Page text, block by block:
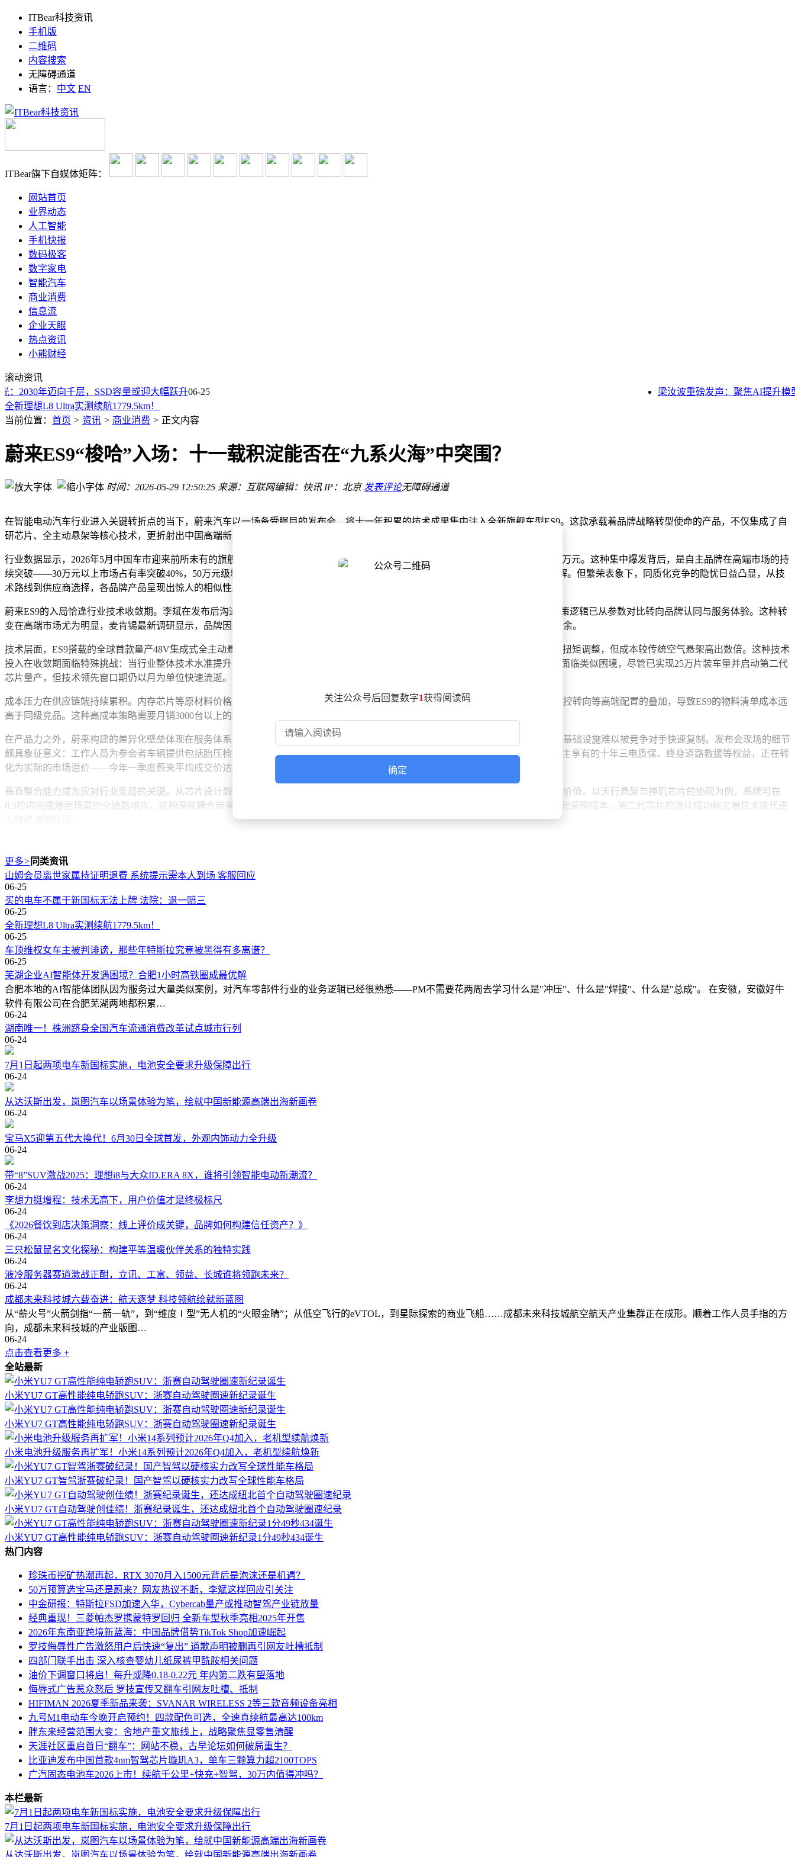
ITBear科技资讯
手机版
二维码
内容搜索
无障碍通道
语言： 中文 EN
ITBear旗下自媒体矩阵：
网站首页
业界动态
人工智能
手机快报
数码极客
数字家电
智能汽车
商业消费
信息流
企业天眼
热点资讯
小熊财经
滚动资讯
2030年迈向千层，SSD容量或迎大幅跃升06-25 梁汝波重磅发声：聚焦AI提升模型
带“8”SUV激战2025：理想i8与大众ID.ERA 8X，谁将引领智能电动新潮流？
买的电车不属于新国标无法上牌 法院：退一赔三
全新理想L8 Ultra实测续航1779.5km！
车顶维权女车主被判诽谤，那些年特斯拉究竟被黑得有多离谱？
芜湖企业AI智能体开发遇困境？合肥1小时高铁圈成最优解
7月1日起两项电车新国标实施，电池安全要求升级保障出行
从达沃斯出发，岚图汽车以场景体验为笔，绘就中国新能源高端出海新画卷
宝马X5迎第五代大换代！6月30日全球首发，外观内饰动力全升级
带“8”SUV激战2025：理想i8与大众ID.ERA 8X，谁将引领智能电动新潮流？
当前位置： 首页 > 资讯 > 商业消费 > 正文内容
蔚来ES9“梭哈”入场：十一载积淀能否在“九系火海”中突围？
时间：2026-05-29 12:50:25 来源：互联网编辑：快讯 IP：北京 发表评论无障碍通道
在智能电动汽车行业进入关键转折点的当下，蔚来汽车以一场备受瞩目的发布会，将十一年积累的技术成果集中注入全新旗舰车型ES9。这款承载着品牌战略转型使命的产品，不仅集成了自
研芯片、全主动悬架等核心技术，更折射出中国高端新能源汽车市场正在经历的深层变革。
行业数据显示，2026年5月中国车市迎来前所未有的旗舰车型密集上市潮，九款定位相近的"9系"产品同台竞技，价格区间横跨25万至90万元。这种集中爆发背后，是自主品牌在高端市场的持
续突破——30万元以上市场占有率突破40%，50万元级新能源SUV领域中国品牌占比达69.5%，传统豪华品牌构筑的防线正在系统性瓦解。但繁荣表象下，同质化竞争的隐忧日益凸显，从技
术路线到供应商选择，各品牌产品呈现出惊人的相似性。
蔚来ES9的入局恰逢行业技术收敛期。李斌在发布后沟通会上坦言，当三电系统、智能座舱、自动驾驶等技术路线趋于统一，消费者决策逻辑已从参数对比转向品牌认同与服务体验。这种转
变在高端市场尤为明显，麦肯锡最新调研显示，品牌因素在购车决策中的权重升至第二位，技术创新带来的积极影响是价格战的四倍有余。
技术层面，ES9搭载的全球首款量产48V集成式全主动悬架成为焦点。该系统通过独立电机控制四轮，实现6毫秒级响应速度和每秒千次扭矩调整，但成本较传统空气悬架高出数倍。这种技术
投入在收敛期面临特殊挑战：当行业整体技术水准提升，单项创新带来的差异化优势持续时间大幅缩短。蔚来自研的5nm神玑芯片同样面临类似困境，尽管已实现25万片装车量并启动第二代
芯片量产，但技术领先窗口期仍以月为单位快速流逝。
成本压力在供应链端持续累积。内存芯片等原材料价格上涨使每辆车成本增加超万元，蔚来选择自行消化这部分压力。全主动悬架、线控转向等高端配置的叠加，导致ES9的物料清单成本远
高于同级竞品。这种高成本策略需要月销3000台以上的规模支撑，否则将影响整个产品线的定价逻辑和迭代节奏。
在产品力之外，蔚来构建的差异化壁垒体现在服务体系与补能网络。遍布全国的3800座换电站构成独特竞争优势，这种需要长期投入的基础设施难以被竞争对手快速复制。发布会现场的细节
颇具象征意义：工作人员为参会者车辆提供包括胎压检测、轮毂清洁在内的"微保养"服务，折射出品牌对用户体验的极致追求。首任车主享有的十年三电质保、终身道路救援等权益，正在转
化为实际的市场溢价——今年一季度蔚来平均成交价达39万元，较宝马高出5万元。
垂直整合能力成为应对行业变局的关键。从芯片设计到操作系统开发，从换电站建设到用户社区运营，蔚来构建的闭环体系展现出特殊价值。以天行悬架与神玑芯片的协同为例，系统可在
0.3秒内完成爆胎场景的全链路响应，这种深度耦合带来的体验提升，非自研体系难以实现。据披露，芯片自研每年为蔚来节省约3亿美元采购成本，第二代芯片的流片成功标志着技术迭代进
关注公众号后回复数字1获得阅读码
确定
更多> 同类资讯
山姆会员离世家属持证明退费 系统提示需本人到场 客服回应
06-25
买的电车不属于新国标无法上牌 法院：退一赔三
06-25
全新理想L8 Ultra实测续航1779.5km！
06-25
车顶维权女车主被判诽谤，那些年特斯拉究竟被黑得有多离谱？
06-25
芜湖企业AI智能体开发遇困境？合肥1小时高铁圈成最优解
合肥本地的AI智能体团队因为服务过大量类似案例，对汽车零部件行业的业务逻辑已经很熟悉——PM不需要花两周去学习什么是"冲压"、什么是"焊接"、什么是"总成"。 在安徽，安徽好牛
软件有限公司在合肥芜湖两地都积累…
06-24
湖南唯一！株洲跻身全国汽车流通消费改革试点城市行列
06-24
7月1日起两项电车新国标实施，电池安全要求升级保障出行
06-24
从达沃斯出发，岚图汽车以场景体验为笔，绘就中国新能源高端出海新画卷
06-24
宝马X5迎第五代大换代！6月30日全球首发，外观内饰动力全升级
06-24
带“8”SUV激战2025：理想i8与大众ID.ERA 8X，谁将引领智能电动新潮流？
06-24
李想力挺增程：技术无高下，用户价值才是终极标尺
06-24
《2026餐饮到店决策洞察：线上评价成关键，品牌如何构建信任资产？》
06-24
三只松鼠鼠名文化探秘：构建平等温暖伙伴关系的独特实践
06-24
液冷服务器赛道激战正酣，立讯、工富、领益、长城谁将领跑未来？
06-24
成都未来科技城六载奋进：航天逐梦 科技领航绘就新蓝图
从“薪火号”火箭剑指“一箭一轨”，到“维度Ⅰ型”无人机的“火眼金睛”；从低空飞行的eVTOL，到星际探索的商业飞船……成都未来科技城航空航天产业集群正在成形。顺着工作人员手指的方
向，成都未来科技城的产业版图…
06-24
点击查看更多 +
全站最新
小米YU7 GT高性能纯电轿跑SUV：浙赛自动驾驶圈速新纪录诞生
小米YU7 GT高性能纯电轿跑SUV：浙赛自动驾驶圈速新纪录诞生
小米电池升级服务再扩军！小米14系列预计2026年Q4加入，老机型续航焕新
小米YU7 GT智驾浙赛破纪录！国产智驾以硬核实力改写全球性能车格局
小米YU7 GT自动驾驶创佳绩！浙赛纪录诞生，还达成纽北首个自动驾驶圈速纪录
小米YU7 GT高性能纯电轿跑SUV：浙赛自动驾驶圈速新纪录1分49秒434诞生
热门内容
珍珠币挖矿热潮再起，RTX 3070月入1500元背后是泡沫还是机遇？
50万预算选宝马还是蔚来？网友热议不断，李斌这样回应引关注
中金研报：特斯拉FSD加速入华，Cybercab量产或推动智驾产业链放量
经典重现！三菱帕杰罗携蒙特罗回归 全新车型秋季亮相2025年开售
2026年东南亚跨境新蓝海：中国品牌借势TikTok Shop加速崛起
罗技侮辱性广告激怒用户后快速“复出” 道歉声明被删再引网友吐槽抵制
四部门联手出击 深入核查婴幼儿纸尿裤甲酰胺相关问题
油价下调窗口将启！每升或降0.18-0.22元 年内第二跌有望落地
侮辱式广告惹众怒后 罗技宣传又翻车引网友吐槽、抵制
HIFIMAN 2026夏季新品来袭：SVANAR WIRELESS 2等三款音频设备亮相
九号M1电动车今晚开启预约！四款配色可选，全速真续航最高达100km
胖东来经营范围大变：舍地产重文旅线上，战略聚焦显零售清醒
天涯社区重启首日“翻车”：网站不稳，古早论坛如何破局重生？
比亚迪发布中国首款4nm智驾芯片璇玑A3，单车三颗算力超2100TOPS
广汽固态电池车2026上市！续航千公里+快充+智驾，30万内值得冲吗？
本栏最新
7月1日起两项电车新国标实施，电池安全要求升级保障出行
从达沃斯出发，岚图汽车以场景体验为笔，绘就中国新能源高端出海新画卷